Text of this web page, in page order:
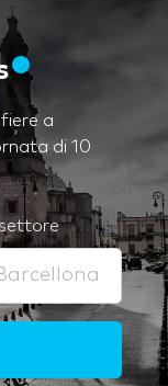
a
di 10